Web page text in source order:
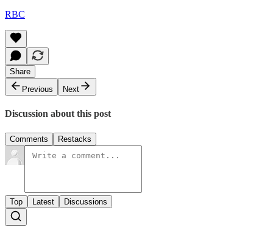
RBC
Share
Previous
Next
Discussion about this post
Comments Restacks
Top Latest Discussions